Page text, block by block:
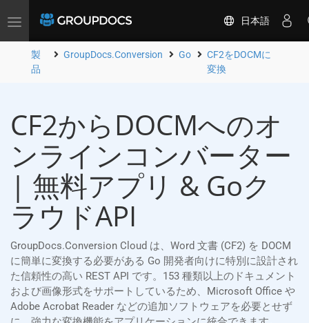
Toggle
日本語
製
品
GroupDocs.Conversion Go
CF2をDOCMに
変換
CF2からDOCMへのオ
ンラインコンバーター
| 無料アプリ & Goク
ラウドAPI
GroupDocs.Conversion Cloud は、Word 文書 (CF2) を DOCM
に簡単に変換する必要がある Go 開発者向けに特別に設計され
た信頼性の高い REST API です。153 種類以上のドキュメント
および画像形式をサポートしているため、Microsoft Office や
Adobe Acrobat Reader などの追加ソフトウェアを必要とせず